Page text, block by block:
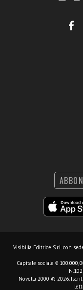
Visibilia Editrice S.r.l. con
Capitale sociale €
Novella 2000 © 2026.